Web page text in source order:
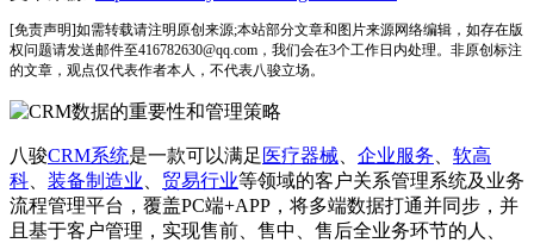
[免责声明]如需转载请注明原创来源;本站部分文章和图片来源网络编辑，如存在版
权问题请发送邮件至416782630@qq.com，我们会在3个工作日内处理。非原创标注
的文章，观点仅代表作者本人，不代表八骏立场。
八骏CRM系统是一款可以满足 医疗器械 企业服务
软高
科
装备制造业 贸易行业等领域的客户关系管理系统及业务
流程管理平台，覆盖PC端+APP，将多端数据打通并同步，并
且基于客户管理，实现售前、售中、售后全业务环节的人、